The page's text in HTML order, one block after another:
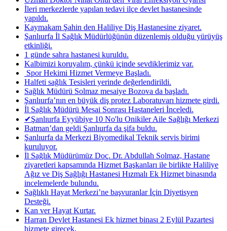
İleri merkezlerde yapılan tedavi ilçe devlet hastanesinde
yapıldı.
Kaymakam Şahin den Haliliye Diş Hastanesine ziyaret.
Şanlıurfa İl Sağlık Müdürlüğünün düzenlemiş olduğu yürüyüş
etkinliği.
1 günde sahra hastanesi kuruldu.
Kalbimizi koruyalım, çünkü içinde sevdiklerimiz var.
​ Spor Hekimi Hizmet Vermeye Başladı.
Halfeti sağlık Tesisleri yerinde değerlendirildi.
Sağlık Müdürü Solmaz mesaiye Bozova da başladı.
Şanlıurfa’nın en büyük diş protez Laboratuvarı hizmete girdi.
İl Sağlık Müdürü Mesai Sonrası Hastaneleri İnceledi.
✔Şanlıurfa Eyyübiye 10 No'lu Onikiler Aile Sağlığı Merkezi
Batman’dan geldi Şanlıurfa da şifa buldu.
Şanlıurfa da Merkezi Biyomedikal Teknik servis birimi
kuruluyor.
İl Sağlık Müdürümüz Doç. Dr. Abdullah Solmaz, Hastane
ziyaretleri kapsamında Hizmet Başkanları ile birlikte Haliliye
Ağız ve Diş Sağlığı Hastanesi Hızmalı Ek Hizmet binasında
incelemelerde bulundu.
Sağlıklı Hayat Merkezi’ne başvuranlar İçin Diyetisyen
Desteği.
Kan ver Hayat Kurtar.
Harran Devlet Hastanesi Ek hizmet binası 2 Eylül Pazartesi
hizmete girecek.